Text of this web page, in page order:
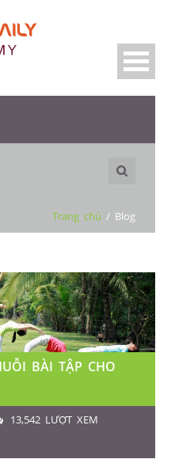
Trang chủ / Blog
BÀI TẬP CHO
13,542 LƯỢT XEM